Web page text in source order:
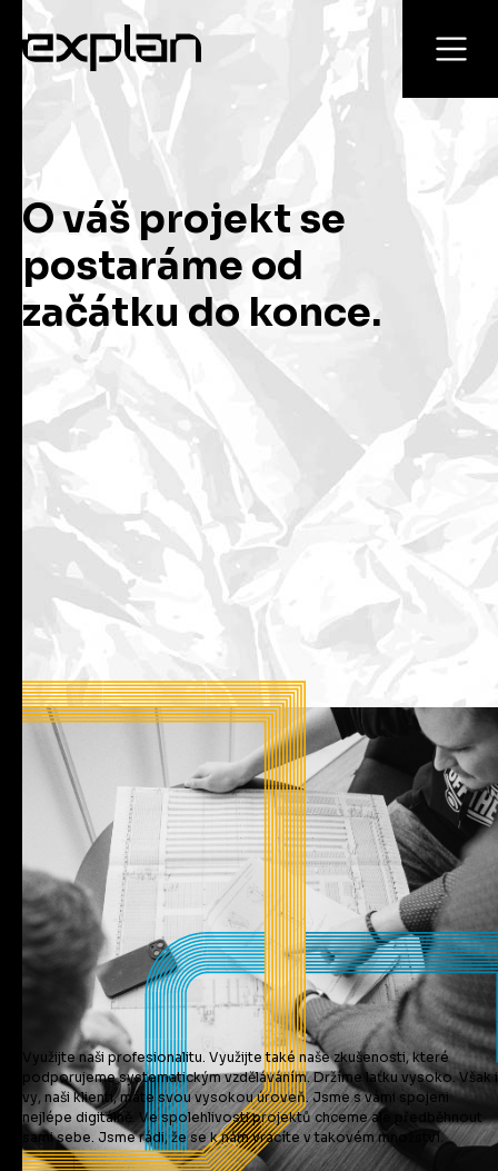
O váš projekt se
postaráme od
začátku do konce.
Využijte naši profesionalitu. Využijte také naše zkušenosti, které
podporujeme systematickým vzděláváním. Držíme laťku vysoko. Však i
vy, naši klienti, máte svou vysokou úroveň. Jsme s vámi spojeni
nejlépe digitálně. Ve spolehlivosti projektů chceme ale předběhnout
sami sebe. Jsme rádi, že se k nám vracíte v takovém množství.